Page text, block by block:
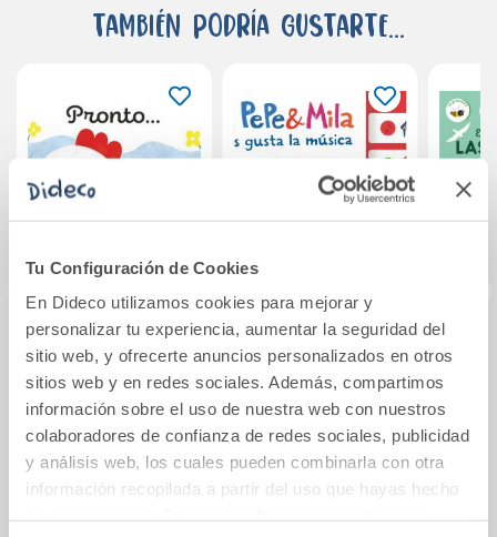
Tu Configuración de Cookies
En Dideco utilizamos cookies para mejorar y
personalizar tu experiencia, aumentar la seguridad del
sitio web, y ofrecerte anuncios personalizados en otros
sitios web y en redes sociales. Además, compartimos
información sobre el uso de nuestra web con nuestros
colaboradores de confianza de redes sociales, publicidad
y análisis web, los cuales pueden combinarla con otra
información recopilada a partir del uso que hayas hecho
También podría gustarte...
Pronto
10,95€
Comprar
A Pepe y Mila les
gusta la música
13,95€
Comprar